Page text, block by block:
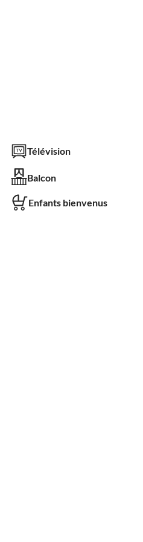
Télévision
Balcon
Enfants bienvenus